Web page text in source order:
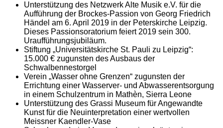
Unterstützung des Netzwerk Alte Musik e.V. für die
Aufführung der Brockes-Passion von Georg Friedrich
Händel am 6. April 2019 in der Peterskirche Leipzig.
Dieses Passionsoratorium feiert 2019 sein 300.
Uraufführungsjubiläum.
Stiftung „Universitätskirche St. Pauli zu Leipzig“:
15.000 € zugunsten des Ausbaus der
Schwalbennestorgel
Verein „Wasser ohne Grenzen“ zugunsten der
Errichtung einer Wasserver- und Abwasserentsorgung
in einem Schulzentrum in Mathèn, Sierra Leone
Unterstützung des Grassi Museum für Angewandte
Kunst für die Neuinterpretation einer wertvollen
Meissner Kaendler-Vase